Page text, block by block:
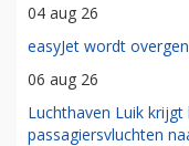
04 aug 26
easyJet wordt
06 aug 26
Luchthaven Luik
passagiersvluchten